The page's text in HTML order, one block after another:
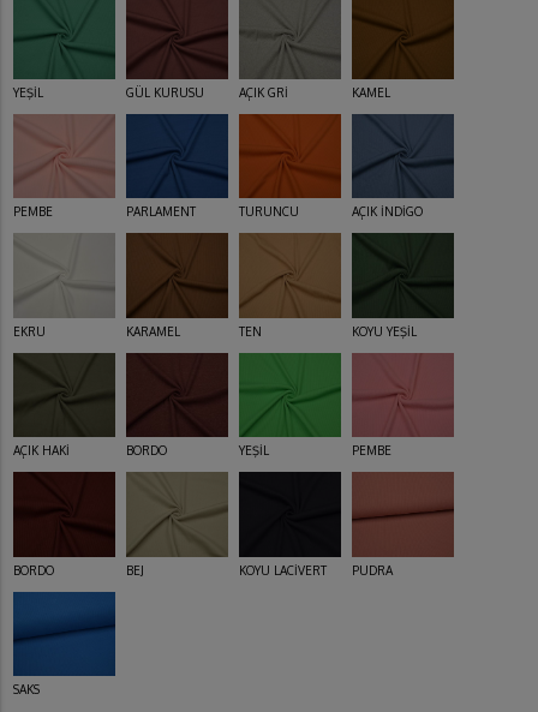
YEŞİL GÜL KURUSU AÇIK GRİ KAMEL
PEMBE PARLAMENT TURUNCU AÇIK İNDİGO
EKRU KARAMEL TEN KOYU YEŞİL
AÇIK HAKİ BORDO YEŞİL PEMBE
BORDO BEJ KOYU LACİVERT PUDRA
SAKS